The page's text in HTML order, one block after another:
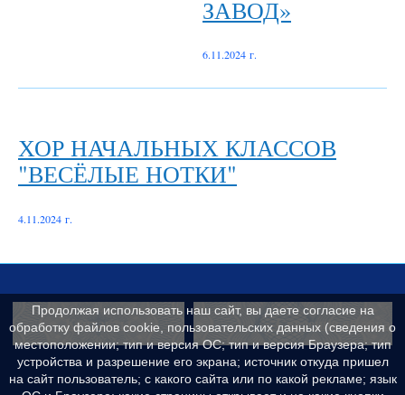
ЗАВОД»
6.11.2024 г.
ХОР НАЧАЛЬНЫХ КЛАССОВ
"ВЕСЁЛЫЕ НОТКИ"
4.11.2024 г.
Контакты Сведения об
Продолжая использовать наш сайт, вы даете согласие на
обработку файлов cookie, пользовательских данных (сведения о
местоположении; тип и версия ОС; тип и версия Браузера; тип
устройства и разрешение его экрана; источник откуда пришел
на сайт пользователь; с какого сайта или по какой рекламе; язык